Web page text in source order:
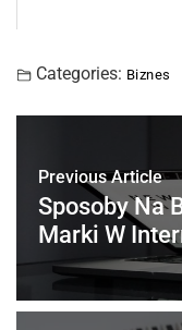
Categories: Biznes
Previous Article
Sposoby Na
Marki W